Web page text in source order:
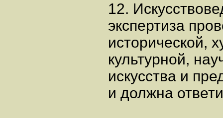
12.
экспертиза
исторической,
культурной,
искусства и
и должна